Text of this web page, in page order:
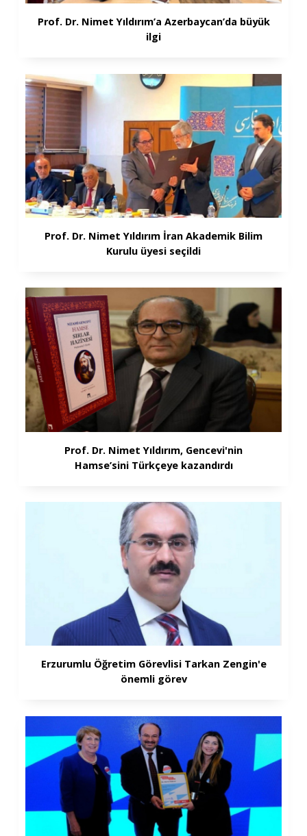
Prof. Dr. Nimet Yıldırım’a Azerbaycan’da büyük
ilgi
Prof. Dr. Nimet Yıldırım İran Akademik Bilim
Kurulu üyesi seçildi
Prof. Dr. Nimet Yıldırım, Gencevi'nin
Hamse’sini Türkçeye kazandırdı
Erzurumlu Öğretim Görevlisi Tarkan Zengin'e
önemli görev